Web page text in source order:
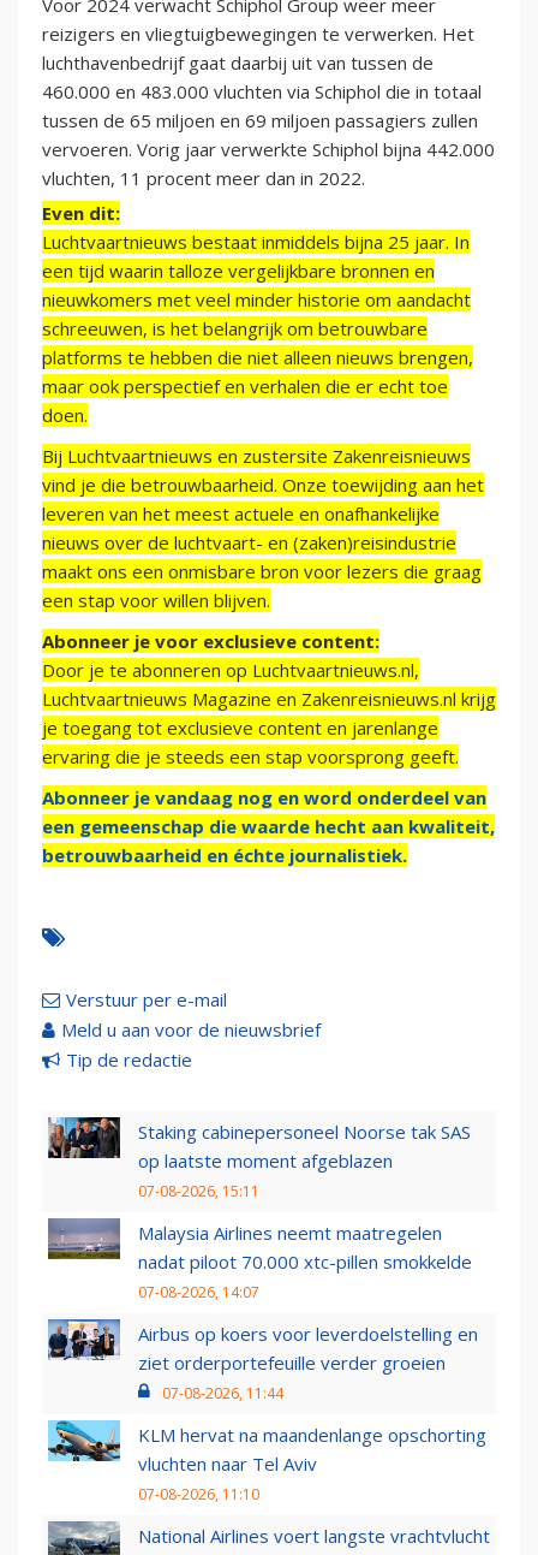
Voor 2024 verwacht Schiphol Group weer meer
reizigers en vliegtuigbewegingen te verwerken. Het
luchthavenbedrijf gaat daarbij uit van tussen de
460.000 en 483.000 vluchten via Schiphol die in totaal
tussen de 65 miljoen en 69 miljoen passagiers zullen
vervoeren. Vorig jaar verwerkte Schiphol bijna 442.000
vluchten, 11 procent meer dan in 2022.
Even dit:
Luchtvaartnieuws bestaat inmiddels bijna 25 jaar. In
een tijd waarin talloze vergelijkbare bronnen en
nieuwkomers met veel minder historie om aandacht
schreeuwen, is het belangrijk om betrouwbare
platforms te hebben die niet alleen nieuws brengen,
maar ook perspectief en verhalen die er echt toe
doen.
Bij Luchtvaartnieuws en zustersite Zakenreisnieuws
vind je die betrouwbaarheid. Onze toewijding aan het
leveren van het meest actuele en onafhankelijke
nieuws over de luchtvaart- en (zaken)reisindustrie
maakt ons een onmisbare bron voor lezers die graag
een stap voor willen blijven.
Abonneer je voor exclusieve content:
Door je te abonneren op Luchtvaartnieuws.nl,
Luchtvaartnieuws Magazine en Zakenreisnieuws.nl krijg
je toegang tot exclusieve content en jarenlange
ervaring die je steeds een stap voorsprong geeft.
Abonneer je vandaag nog en word onderdeel van
een gemeenschap die waarde hecht aan kwaliteit,
betrouwbaarheid en échte journalistiek.
Verstuur per e-mail
Meld u aan voor de nieuwsbrief
Tip de redactie
Staking cabinepersoneel Noorse tak SAS
op laatste moment afgeblazen
07-08-2026, 15:11
Malaysia Airlines neemt maatregelen
nadat piloot 70.000 xtc-pillen smokkelde
07-08-2026, 14:07
Airbus op koers voor leverdoelstelling en
ziet orderportefeuille verder groeien
07-08-2026, 11:44
KLM hervat na maandenlange opschorting
vluchten naar Tel Aviv
07-08-2026, 11:10
National Airlines voert langste vrachtvlucht